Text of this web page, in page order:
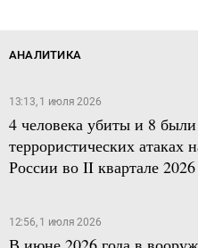
АНАЛИТИКА
13:13, 1 июля 2026
4 человека убиты и 8
террористических атаках
России во II квартале 2026
12:56, 1 июля 2026